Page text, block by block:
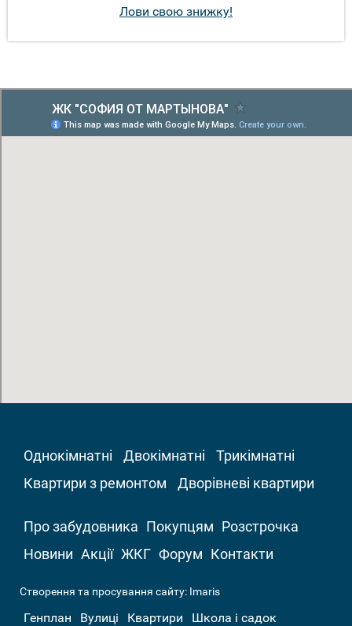
Лови свою знижку!
Однокімнатні Двокімнатні
Трикімнатні
Квартири з ремонтом
Дворівневі квартири
Про забудовника Покупцям Розстрочка
Новини Акції ЖКГ Форум Контакти
Створення та просування сайту: Imaris
Генплан Вулиці Квартири Школа і садок